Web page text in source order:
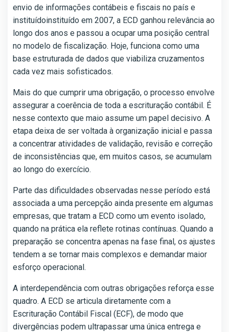
envio de informações contábeis e fiscais no país e
instituídoinstituído em 2007, a ECD ganhou relevância ao
longo dos anos e passou a ocupar uma posição central
no modelo de fiscalização. Hoje, funciona como uma
base estruturada de dados que viabiliza cruzamentos
cada vez mais sofisticados.
Mais do que cumprir uma obrigação, o processo envolve
assegurar a coerência de toda a escrituração contábil. É
nesse contexto que maio assume um papel decisivo. A
etapa deixa de ser voltada à organização inicial e passa
a concentrar atividades de validação, revisão e correção
de inconsistências que, em muitos casos, se acumulam
ao longo do exercício.
Parte das dificuldades observadas nesse período está
associada a uma percepção ainda presente em algumas
empresas, que tratam a ECD como um evento isolado,
quando na prática ela reflete rotinas contínuas. Quando a
preparação se concentra apenas na fase final, os ajustes
tendem a se tornar mais complexos e demandar maior
esforço operacional.
A interdependência com outras obrigações reforça esse
quadro. A ECD se articula diretamente com a
Escrituração Contábil Fiscal (ECF), de modo que
divergências podem ultrapassar uma única entrega e